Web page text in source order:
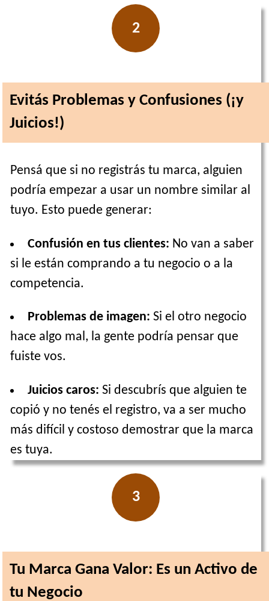
2
Evitás Problemas y Confusiones (¡y
Juicios!)
Pensá que si no registrás tu marca, alguien
podría empezar a usar un nombre similar al
tuyo. Esto puede generar:
Confusión en tus clientes: No van a saber
si le están comprando a tu negocio o a la
competencia.
Problemas de imagen: Si el otro negocio
hace algo mal, la gente podría pensar que
fuiste vos.
Juicios caros: Si descubrís que alguien te
copió y no tenés el registro, va a ser mucho
más difícil y costoso demostrar que la marca
es tuya.
3
Tu Marca Gana Valor: Es un Activo de
tu Negocio